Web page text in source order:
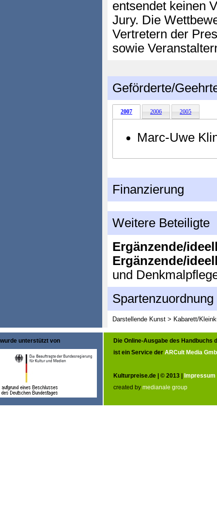
entsendet keinen
Jury. Die
Vertretern der
sowie
Geförderte/
2007 2006 2005
Marc-Uwe
Finanzierung
Weitere Beteiligte
Ergänzende/
Ergänzende/
und
Spartenzuordnung
Darstellende Kunst > Kabarett/
wurde unterstützt von
Die Online-Ausgabe des Handbuchs
ist ein Service der ARCult Media
Kulturpreise.de | © 2013 | Impressum
created by medianale group